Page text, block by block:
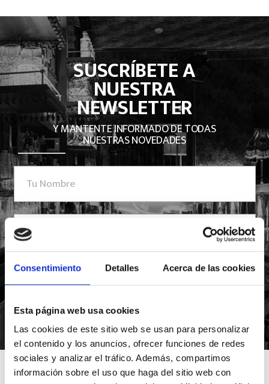
Consentimiento Detalles Acerca de las cookies
Esta página web usa cookies
Las cookies de este sitio web se usan para personalizar
el contenido y los anuncios, ofrecer funciones de redes
sociales y analizar el tráfico. Además, compartimos
información sobre el uso que haga del sitio web con
SUSCRÍBETE A
NUESTRA
NEWSLETTER
Y MANTENTE INFORMADO DE TODAS
NUESTRAS NOVEDADES
*Suscribiéndote aceptas nuestra política de privacidad